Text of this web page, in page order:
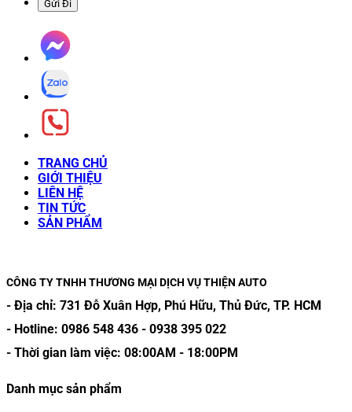
TRANG CHỦ
GIỚI THIỆU
LIÊN HỆ
TIN TỨC
SẢN PHẨM
CÔNG TY TNHH THƯƠNG MẠI DỊCH VỤ THIỆN AUTO
- Địa chỉ: 731 Đỗ Xuân Hợp, Phú Hữu, Thủ Đức, TP. HCM
- Hotline: 0986 548 436 - 0938 395 022
- Thời gian làm việc: 08:00AM - 18:00PM
Danh mục sản phẩm